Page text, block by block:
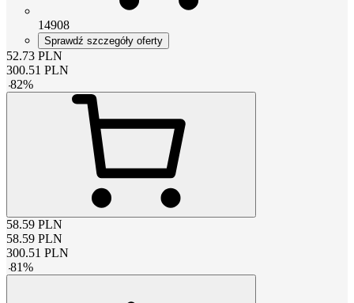
14908
Sprawdź szczegóły oferty
52.73 PLN
300.51 PLN
-82%
58.59 PLN
58.59 PLN
300.51 PLN
-81%